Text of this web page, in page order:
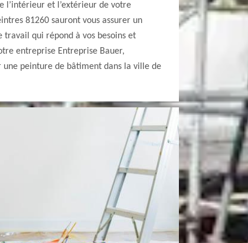
l’intérieur et l’extérieur de votre
81260 sauront vous assurer un
qui répond à vos besoins et
entreprise Entreprise Bauer,
une peinture de bâtiment dans la ville de